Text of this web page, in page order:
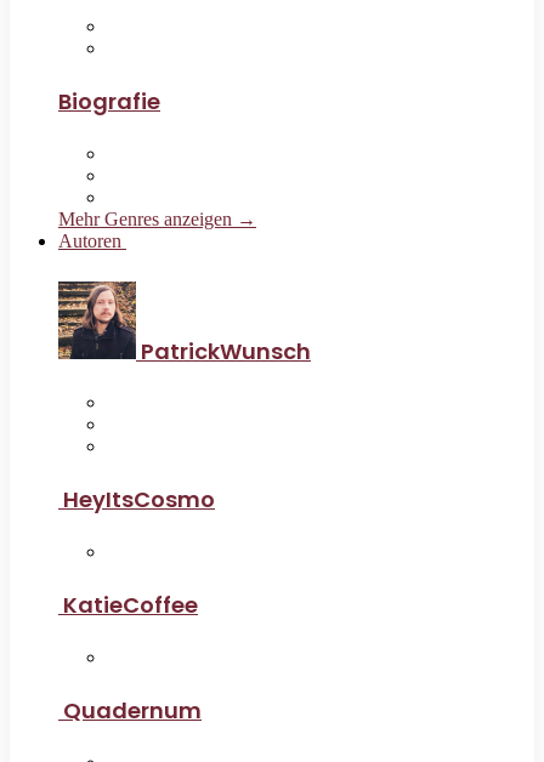
Biografie
Mehr Genres anzeigen →
Autoren
PatrickWunsch
HeyItsCosmo
KatieCoffee
Quadernum